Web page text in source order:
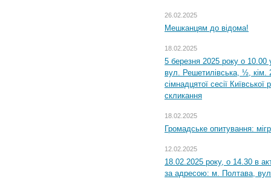
26.02.2025
Мешканцям до відома!
18.02.2025
5 березня 2025 року о 10.00
вул. Решетилівська, ½, кім.
сімнадцятої сесії
скликання
18.02.2025
Громадське опитування:
12.02.2025
18.02.2025 року, о 14.30 в
за адресою: м. Полтава,